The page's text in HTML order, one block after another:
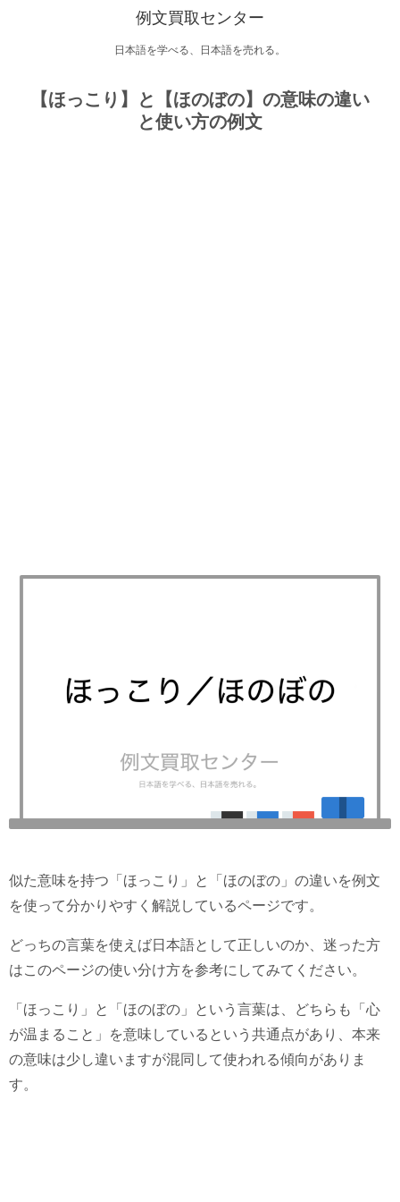
例文買取センター
日本語を学べる、日本語を売れる。
【ほっこり】と【ほのぼの】の意味の違い
と使い方の例文
似た意味を持つ「ほっこり」と「ほのぼの」の違いを例文
を使って分かりやすく解説しているページです。
どっちの言葉を使えば日本語として正しいのか、迷った方
はこのページの使い分け方を参考にしてみてください。
「ほっこり」と「ほのぼの」という言葉は、どちらも「心
が温まること」を意味しているという共通点があり、本来
の意味は少し違いますが混同して使われる傾向がありま
す。